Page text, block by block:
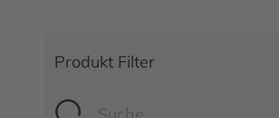
Produkt Filter